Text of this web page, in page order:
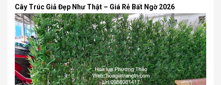
Cây Trúc Giả Đẹp Như Thật – Giá Rẻ Bất Ngờ 2026